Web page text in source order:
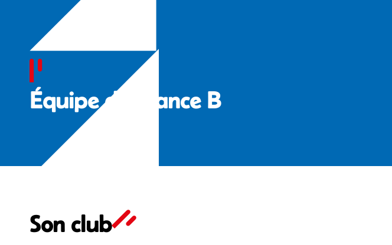
‍Équipe de France B
Son club